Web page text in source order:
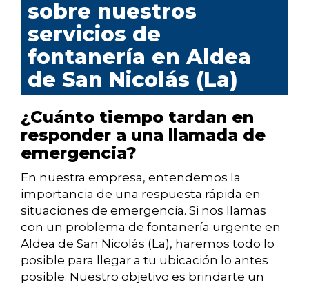
sobre nuestros
servicios de
fontanería en Aldea
de San Nicolás (La)
¿Cuánto tiempo tardan en
responder a una llamada de
emergencia?
En nuestra empresa, entendemos la
importancia de una respuesta rápida en
situaciones de emergencia. Si nos llamas
con un problema de fontanería urgente en
Aldea de San Nicolás (La), haremos todo lo
posible para llegar a tu ubicación lo antes
posible. Nuestro objetivo es brindarte un